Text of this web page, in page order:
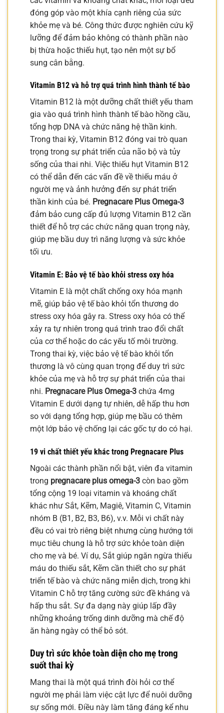
đóng góp vào một khía cạnh riêng của sức
khỏe mẹ và bé. Công thức được nghiên cứu kỹ
lưỡng để đảm bảo không có thành phần nào
bị thừa hoặc thiếu hụt, tạo nên một sự bổ
sung cân bằng.
Vitamin B12 và hỗ trợ quá trình hình thành tế bào
Vitamin B12 là một dưỡng chất thiết yếu tham
gia vào quá trình hình thành tế bào hồng cầu,
tổng hợp DNA và chức năng hệ thần kinh.
Trong thai kỳ, Vitamin B12 đóng vai trò quan
trọng trong sự phát triển của não bộ và tủy
sống của thai nhi. Việc thiếu hụt Vitamin B12
có thể dẫn đến các vấn đề về thiếu máu ở
người mẹ và ảnh hưởng đến sự phát triển
thần kinh của bé. Pregnacare Plus Omega-3
đảm bảo cung cấp đủ lượng Vitamin B12 cần
thiết để hỗ trợ các chức năng quan trọng này,
giúp mẹ bầu duy trì năng lượng và sức khỏe
tối ưu.
Vitamin E: Bảo vệ tế bào khỏi stress oxy hóa
Vitamin E là một chất chống oxy hóa mạnh
mẽ, giúp bảo vệ tế bào khỏi tổn thương do
stress oxy hóa gây ra. Stress oxy hóa có thể
xảy ra tự nhiên trong quá trình trao đổi chất
của cơ thể hoặc do các yếu tố môi trường.
Trong thai kỳ, việc bảo vệ tế bào khỏi tổn
thương là vô cùng quan trọng để duy trì sức
khỏe của mẹ và hỗ trợ sự phát triển của thai
nhi. Pregnacare Plus Omega-3 chứa 4mg
Vitamin E dưới dạng tự nhiên, dễ hấp thu hơn
so với dạng tổng hợp, giúp mẹ bầu có thêm
một lớp bảo vệ chống lại các gốc tự do có hại.
19 vi chất thiết yếu khác trong Pregnacare Plus
Ngoài các thành phần nổi bật, viên đa vitamin
trong pregnacare plus omega-3 còn bao gồm
tổng cộng 19 loại vitamin và khoáng chất
khác như Sắt, Kẽm, Magiê, Vitamin C, Vitamin
nhóm B (B1, B2, B3, B6), v.v. Mỗi vi chất này
đều có vai trò riêng biệt nhưng cùng hướng tới
mục tiêu chung là hỗ trợ sức khỏe toàn diện
cho mẹ và bé. Ví dụ, Sắt giúp ngăn ngừa thiếu
máu do thiếu sắt, Kẽm cần thiết cho sự phát
triển tế bào và chức năng miễn dịch, trong khi
Vitamin C hỗ trợ tăng cường sức đề kháng và
hấp thu sắt. Sự đa dạng này giúp lấp đầy
những khoảng trống dinh dưỡng mà chế độ
ăn hàng ngày có thể bỏ sót.
Duy trì sức khỏe toàn diện cho mẹ trong
suốt thai kỳ
Mang thai là một quá trình đòi hỏi cơ thể
người mẹ phải làm việc cật lực để nuôi dưỡng
sự sống mới. Điều này làm tăng đáng kể nhu